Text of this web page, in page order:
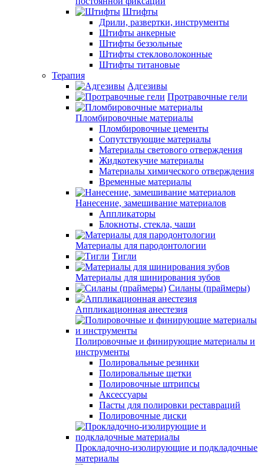
Штифты
Дрили, развертки, инструменты
Штифты анкерные
Штифты беззольные
Штифты стекловолоконные
Штифты титановые
Терапия
Адгезивы
Протравочные гели
Пломбировочные материалы
Пломбировочные цементы
Сопутствующие материалы
Материалы светового отверждения
Жидкотекучие материалы
Материалы химического отверждения
Временные материалы
Нанесение, замешивание материалов
Аппликаторы
Блокноты, стекла, чаши
Материалы для пародонтологии
Тигли
Материалы для шинирования зубов
Силаны (праймеры)
Аппликационная анестезия
Полировочные и финирующие материалы и
инструменты
Полировальные резинки
Полировальные щетки
Полировочные штрипсы
Аксессуары
Пасты для полировки реставраций
Полировочные диски
Прокладочно-изолирующие и подкладочные
материалы